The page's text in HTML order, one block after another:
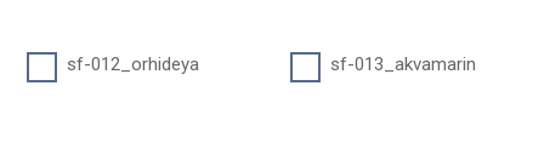
sf-012_orhideya sf-013_akvamarin